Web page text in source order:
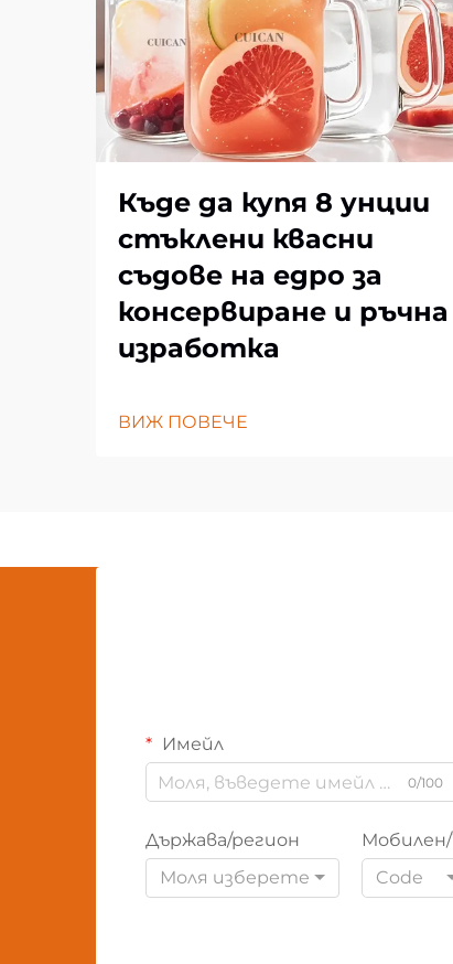
Къде да купя 8 унции
стъклени квасни
съдове на едро за
консервиране и ръчна
изработка
ВИЖ ПОВЕЧЕ
Имейл
0/100
Държава/регион
Моля изберете
Code